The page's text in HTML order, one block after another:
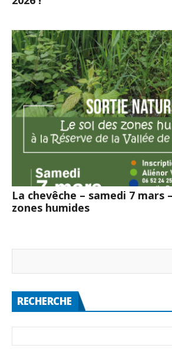
La chevêche – samedi 7 mars
zones humides
RECHERCHE